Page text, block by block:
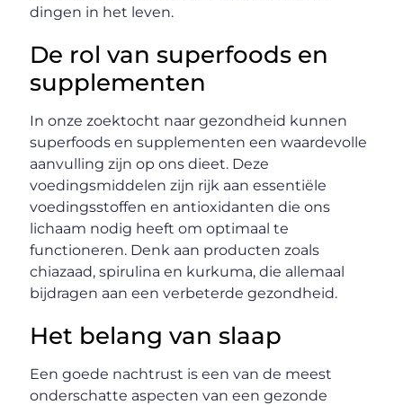
dingen in het leven.
De rol van superfoods en
supplementen
In onze zoektocht naar gezondheid kunnen
superfoods en supplementen een waardevolle
aanvulling zijn op ons dieet. Deze
voedingsmiddelen zijn rijk aan essentiële
voedingsstoffen en antioxidanten die ons
lichaam nodig heeft om optimaal te
functioneren. Denk aan producten zoals
chiazaad, spirulina en kurkuma, die allemaal
bijdragen aan een verbeterde gezondheid.
Het belang van slaap
Een goede nachtrust is een van de meest
onderschatte aspecten van een gezonde